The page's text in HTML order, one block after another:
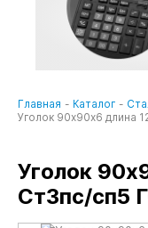
Главная - Каталог -
Уголок 90х90х6 длина
Уголок
Ст3пс/сп5